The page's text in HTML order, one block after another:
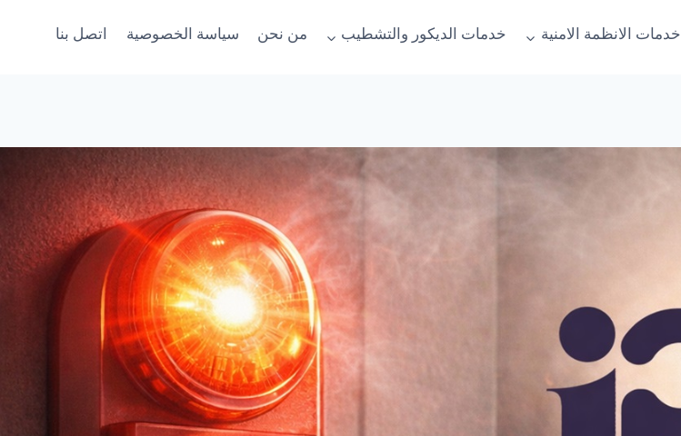
خدمات الانظمة الامنية خدمات الديكور والتشطيب من نحن سياسة الخصوصية اتصل بنا